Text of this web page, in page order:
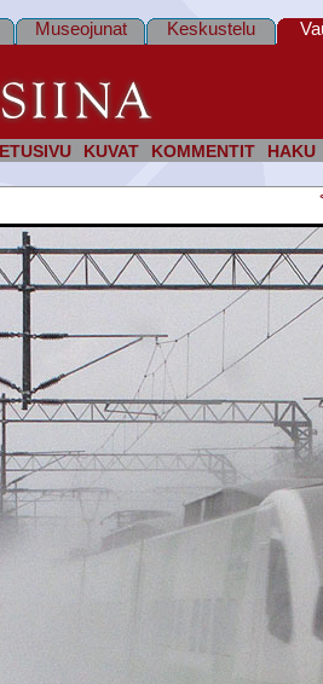
ETUSIVU KUVAT KOMMENTIT HAKU
Museojunat Keskustelu